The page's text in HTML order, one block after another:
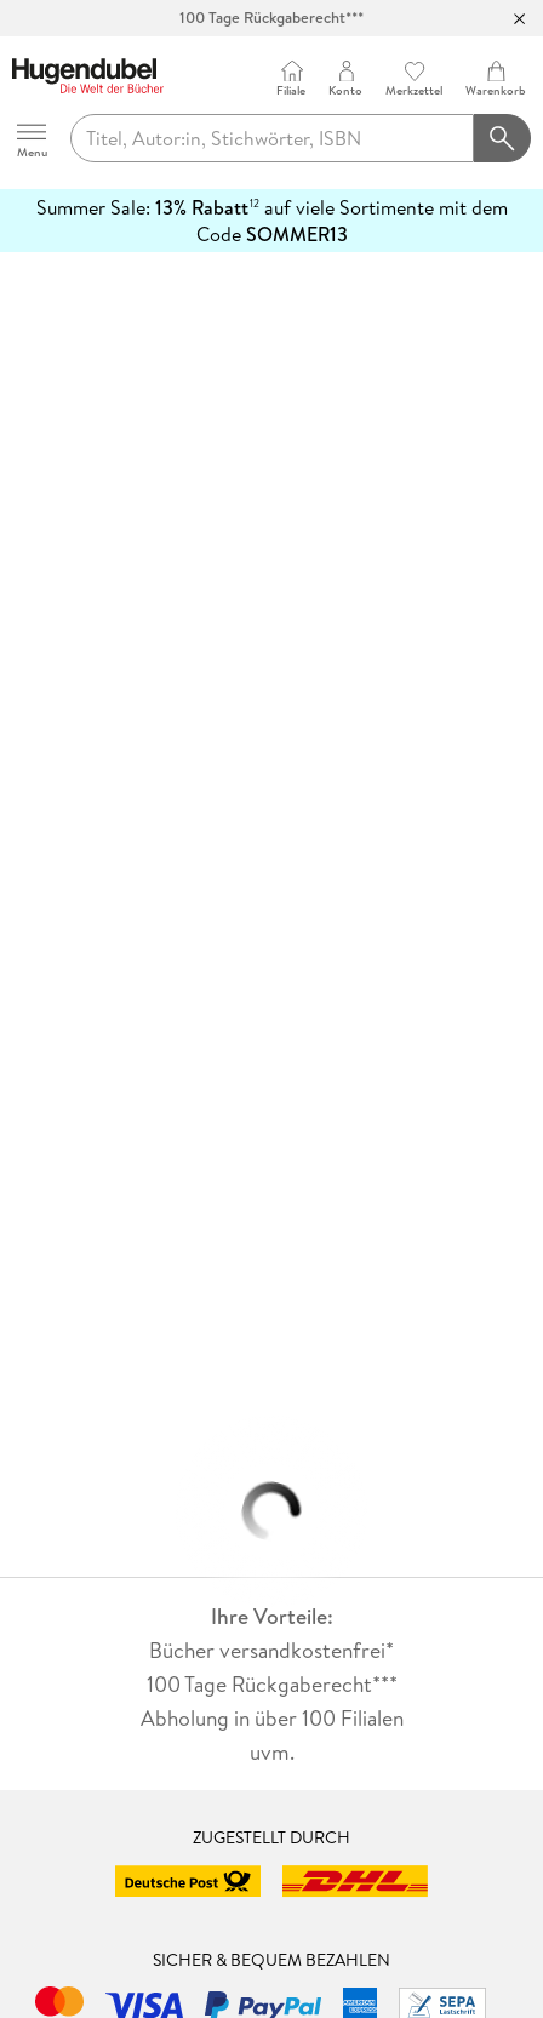
100 Tage Rückgaberecht***
Hugendubel
Menu
Filiale Konto Merkzettel Warenkorb
Summer Sale: 13% Rabatt12auf viele Sortimente mit dem
CodeSOMMER13
erfahren
Ihre Vorteile:
Bücher versandkostenfrei*
100 Tage Rückgaberecht***
Abholung in über 100 Filialen
uvm.
ZUGESTELLT DURCH
SICHER & BEQUEM BEZAHLEN